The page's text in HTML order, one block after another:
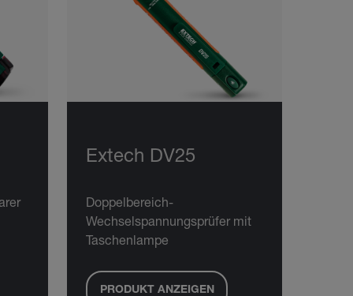
Extech DV25
Doppelbereich-
Wechselspannungsprüfer mit
Taschenlampe
PRODUKT ANZEIGEN